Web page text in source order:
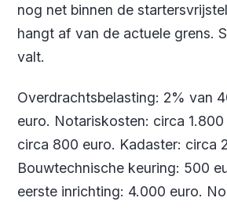
nog net binnen de
hangt af van de actuele grens.
valt.
Overdrachtsbelasting: 2% van
euro. Notariskosten: circa
circa 800 euro. Kadaster: circa
Bouwtechnische keuring: 500
eerste inrichting: 4.000 euro.